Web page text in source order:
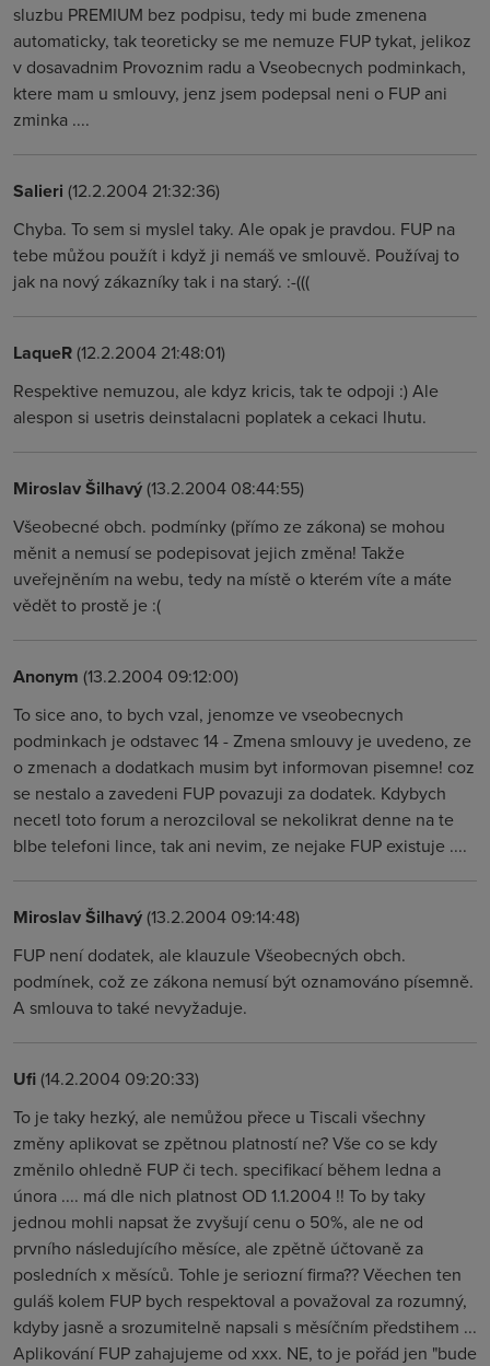
sluzbu PREMIUM bez podpisu, tedy mi bude zmenena
automaticky, tak teoreticky se me nemuze FUP tykat, jelikoz
v dosavadnim Provoznim radu a Vseobecnych podminkach,
ktere mam u smlouvy, jenz jsem podepsal neni o FUP ani
zminka ....
Salieri (12.2.2004 21:32:36)
Chyba. To sem si myslel taky. Ale opak je pravdou. FUP na
tebe můžou použít i když ji nemáš ve smlouvě. Používaj to
jak na nový zákazníky tak i na starý. :-(((
LaqueR(12.2.2004 21:48:01)
Respektive nemuzou, ale kdyz kricis, tak te odpoji :) Ale
alespon si usetris deinstalacni poplatek a cekaci lhutu.
Miroslav Šilhavý(13.2.2004 08:44:55)
Všeobecné obch. podmínky (přímo ze zákona) se mohou
měnit a nemusí se podepisovat jejich změna! Takže
uveřejněním na webu, tedy na místě o kterém víte a máte
vědět to prostě je :(
Anonym (13.2.2004 09:12:00)
To sice ano, to bych vzal, jenomze ve vseobecnych
podminkach je odstavec 14 - Zmena smlouvy je uvedeno, ze
o zmenach a dodatkach musim byt informovan pisemne! coz
se nestalo a zavedeni FUP povazuji za dodatek. Kdybych
necetl toto forum a nerozciloval se nekolikrat denne na te
blbe telefoni lince, tak ani nevim, ze nejake FUP existuje ....
Miroslav Šilhavý(13.2.2004 09:14:48)
FUP není dodatek, ale klauzule Všeobecných obch.
podmínek, což ze zákona nemusí být oznamováno písemně.
A smlouva to také nevyžaduje.
Ufi(14.2.2004 09:20:33)
To je taky hezký, ale nemůžou přece u Tiscali všechny
změny aplikovat se zpětnou platností ne? Vše co se kdy
změnilo ohledně FUP či tech. specifikací během ledna a
února .... má dle nich platnost OD 1.1.2004 !! To by taky
jednou mohli napsat že zvyšují cenu o 50%, ale ne od
prvního následujícího měsíce, ale zpětně účtovaně za
posledních x měsíců. Tohle je seriozní firma?? Věechen ten
guláš kolem FUP bych respektoval a považoval za rozumný,
kdyby jasně a srozumitelně napsali s měsíčním předstihem ...
Aplikování FUP zahajujeme od xxx. NE, to je pořád jen "bude